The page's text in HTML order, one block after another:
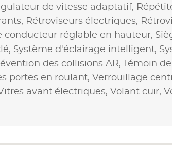
de vitesse adaptatif,
Rétroviseurs électriques,
conducteur réglable en hauteur,
Système d'éclairage intelligent,
des collisions AR,
Témoin
portes en roulant, Verrouillage
avant électriques, Volant cuir,